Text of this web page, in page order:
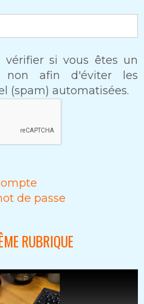
si vous êtes un
non afin d'éviter les
(spam) automatisées.
de passe
RUBRIQUE